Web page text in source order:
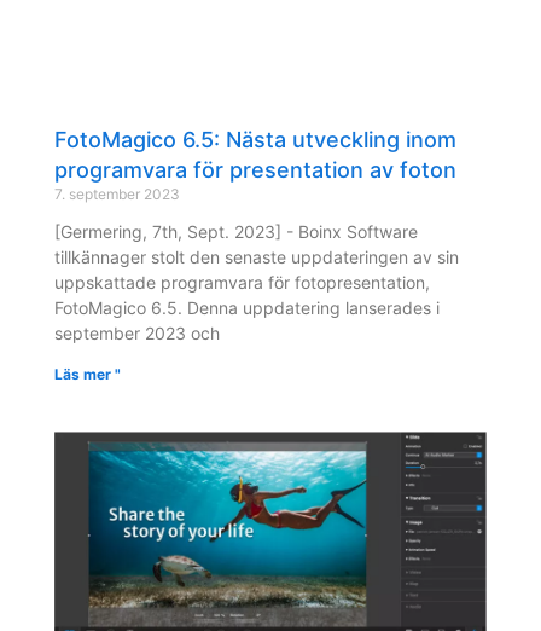
FotoMagico 6.5: Nästa utveckling inom
programvara för presentation av foton
7. september 2023
[Germering, 7th, Sept. 2023] - Boinx Software
tillkännager stolt den senaste uppdateringen av sin
uppskattade programvara för fotopresentation,
FotoMagico 6.5. Denna uppdatering lanserades i
september 2023 och
Läs mer "